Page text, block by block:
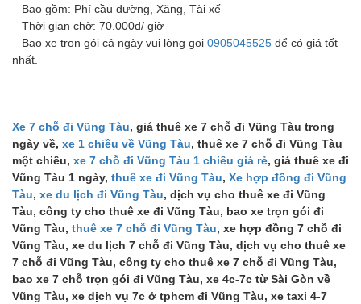
– Bao gồm: Phí cầu đường, Xăng, Tài xế
– Thời gian chờ: 70.000đ/ giờ
– Bao xe trọn gói cả ngày vui lòng gọi 0905045525 để có giá tốt
nhất.
Xe 7 chỗ đi Vũng Tàu, giá thuê xe 7 chỗ đi Vũng Tàu trong
ngày về, xe 1 chiều về Vũng Tàu, thuê xe 7 chỗ đi Vũng Tàu
một chiều, xe 7 chỗ đi Vũng Tàu 1 chiều giá rẻ, giá thuê xe đi
Vũng Tàu 1 ngày, thuê xe đi Vũng Tàu, Xe hợp đồng đi Vũng
Tàu, xe du lịch đi Vũng Tàu, dịch vụ cho thuê xe đi Vũng
Tàu, công ty cho thuê xe đi Vũng Tàu, bao xe trọn gói đi
Vũng Tàu, thuê xe 7 chỗ đi Vũng Tàu, xe hợp đồng 7 chỗ đi
Vũng Tàu, xe du lịch 7 chỗ đi Vũng Tàu, dịch vụ cho thuê xe
7 chỗ đi Vũng Tàu, công ty cho thuê xe 7 chỗ đi Vũng Tàu,
bao xe 7 chỗ trọn gói đi Vũng Tàu, xe 4c-7c từ Sài Gòn về
Vũng Tàu, xe dịch vụ 7c ở tphcm đi Vũng Tàu, xe taxi 4-7